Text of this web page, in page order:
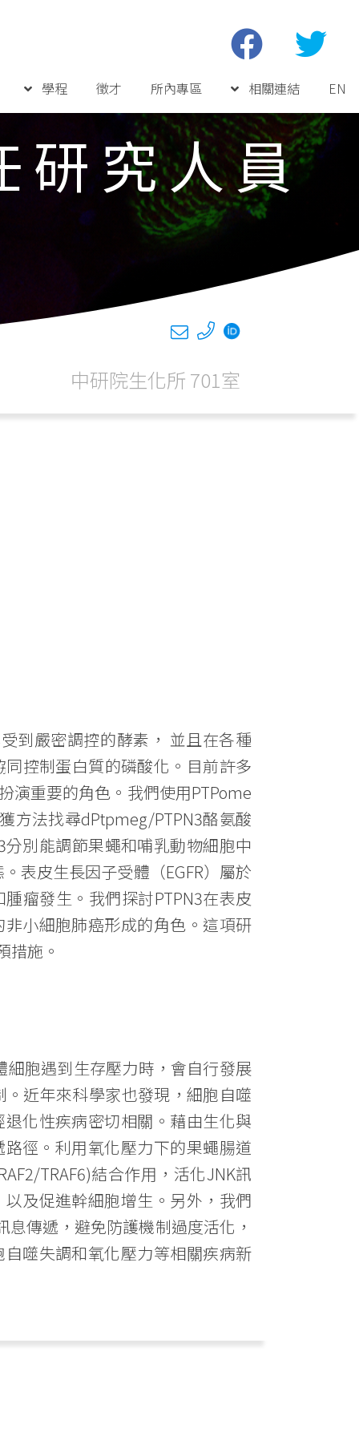
學程 徵才 所內專區 相關連結 EN
研究人員
中研院生化所 701室
到嚴密調控的酵素， 並且在各種
控制蛋白質的磷酸化。目前許多
演重要的角色。我們使用PTPome
方法找尋dPtpmeg/PTPN3酪氨酸
別能調節果蠅和哺乳動物細胞中
表皮生長因子受體（EGFR）屬於
瘤發生。我們探討PTPN3在表皮
小細胞肺癌形成的角色。這項研
措施。
胞遇到生存壓力時，會自行發展
近年來科學家也發現，細胞自噬
化性疾病密切相關。藉由生化與
徑。利用氧化壓力下的果蠅腸道
TRAF6)結合作用，活化JNK訊
及促進幹細胞增生。另外，我們
傳遞，避免防護機制過度活化，
噬失調和氧化壓力等相關疾病新